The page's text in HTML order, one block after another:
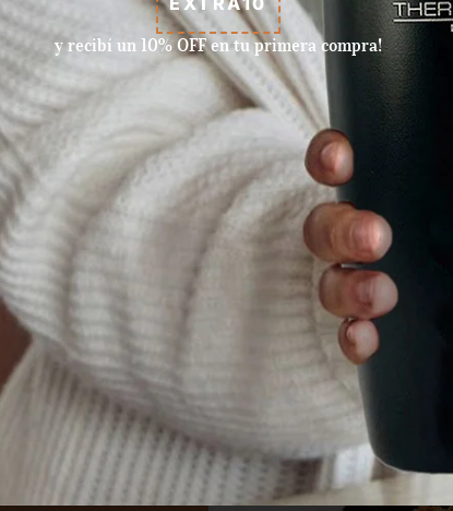
Aceptamos pagos con tarjeta
de crédito, débito, efectivo, y
dinero disponible en Mercado
Pago.
y recibí un 10% OFF en tu primera compra!